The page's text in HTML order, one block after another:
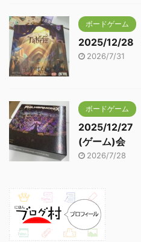
ボードゲーム
2025/12/28
2026/7/31
ボードゲーム
2025/12/27
(ゲーム)会
2026/7/28